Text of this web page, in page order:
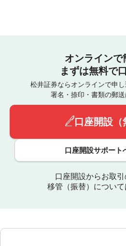
オンラインで
まずは無料で
松井証券ならオンラインで申し
署名・捺印・書類の郵送
口座開設（
口座開設サポート
口座開設からお取
移管（振替）について